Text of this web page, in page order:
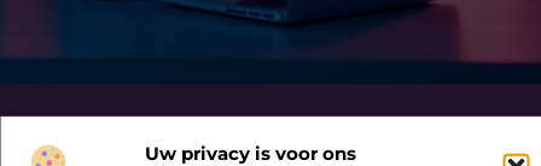
Uw privacy is voor ons
Seedsearchservice.nl